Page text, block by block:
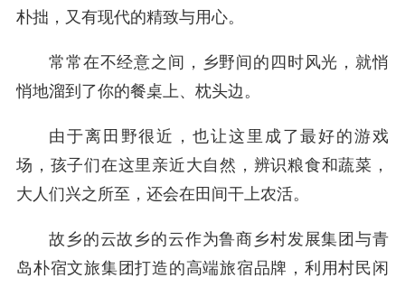
朴拙，又有现代的精致与用心。
常常在不经意之间，乡野间的四时风光，就悄
悄地溜到了你的餐桌上、枕头边。
由于离田野很近，也让这里成了最好的游戏
场，孩子们在这里亲近大自然，辨识粮食和蔬菜，
大人们兴之所至，还会在田间干上农活。
故乡的云故乡的云作为鲁商乡村发展集团与青
岛朴宿文旅集团打造的高端旅宿品牌，利用村民闲